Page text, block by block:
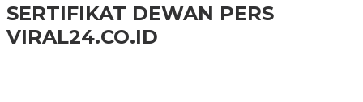
SERTIFIKAT DEWAN PERS
VIRAL24.CO.ID